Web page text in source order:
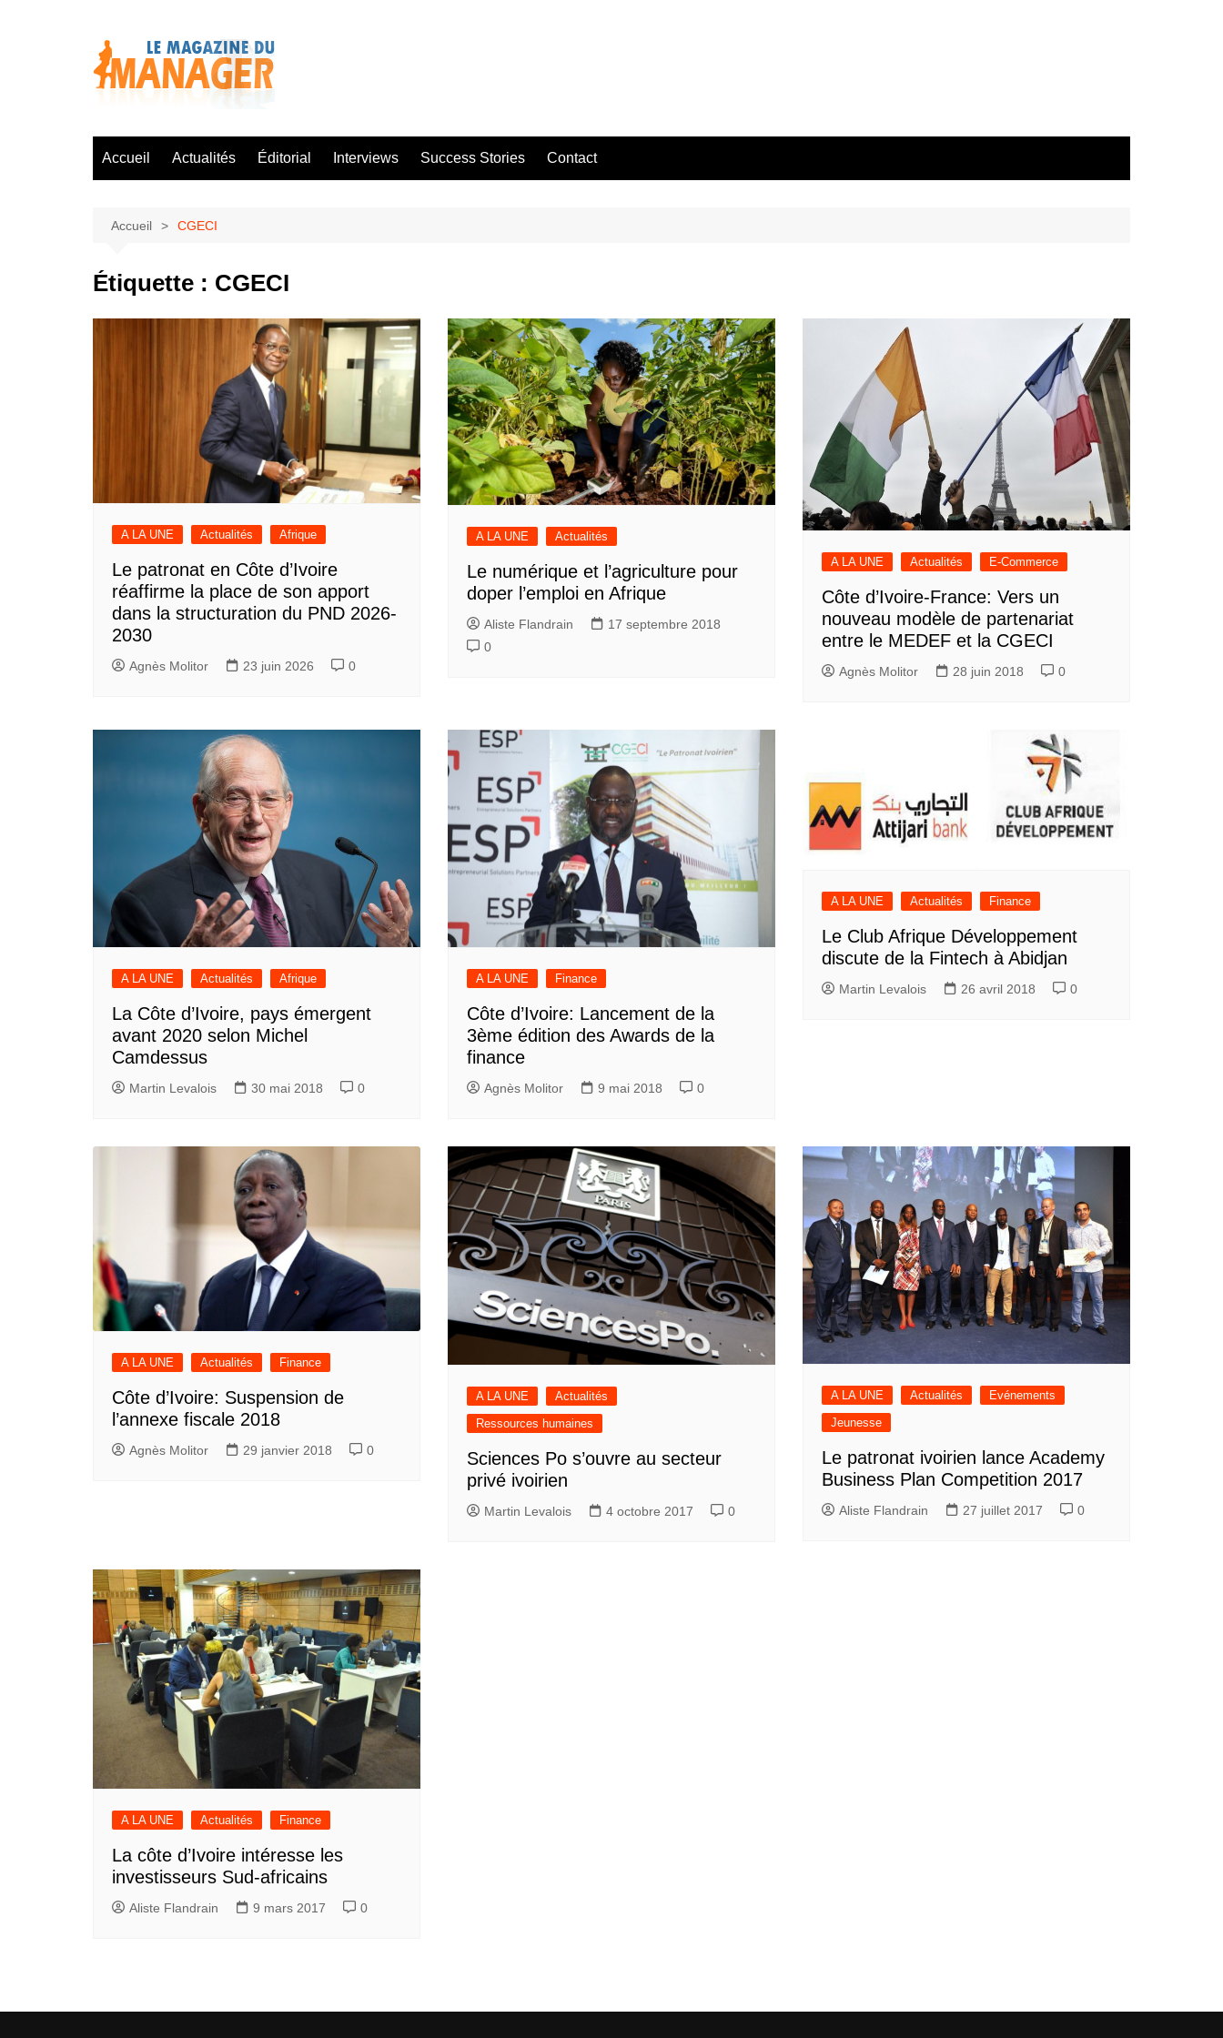
Accueil Actualités Éditorial Interviews Success Stories Contact
Accueil CGECI
Étiquette : CGECI
A LA UNE Actualités Afrique
Le patronat en Côte d’Ivoire
réaffirme la place de son apport
dans la structuration du PND 2026-
2030
Agnès Molitor 23 juin 2026 0
A LA UNE Actualités
Le numérique et l’agriculture pour
doper l’emploi en Afrique
Aliste Flandrain
17 septembre 2018
0
A LA UNE Actualités E-Commerce
Côte d’Ivoire-France: Vers un
nouveau modèle de partenariat
entre le MEDEF et la CGECI
Agnès Molitor 28 juin 2018 0
A LA UNE Actualités Afrique
La Côte d’Ivoire, pays émergent
avant 2020 selon Michel
Camdessus
Martin Levalois 30 mai 2018 0
A LA UNE Finance
Côte d’Ivoire: Lancement de la
3ème édition des Awards de la
finance
Agnès Molitor 9 mai 2018 0
A LA UNE Actualités Finance
Le Club Afrique Développement
discute de la Fintech à Abidjan
Martin Levalois 26 avril 2018 0
A LA UNE Actualités Finance
Côte d’Ivoire: Suspension de
l’annexe fiscale 2018
Agnès Molitor 29 janvier 2018 0
A LA UNE
Actualités
Ressources humaines
Sciences Po s’ouvre au secteur
privé ivoirien
Martin Levalois 4 octobre 2017 0
A LA UNE Actualités
Evénements
Jeunesse
Le patronat ivoirien lance Academy
Business Plan Competition 2017
Aliste Flandrain 27 juillet 2017 0
A LA UNE Actualités Finance
La côte d’Ivoire intéresse les
investisseurs Sud-africains
Aliste Flandrain 9 mars 2017 0